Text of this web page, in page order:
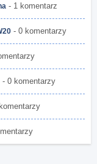
- 1 komentarz
- 0 komentarzy
- 0 komentarzy